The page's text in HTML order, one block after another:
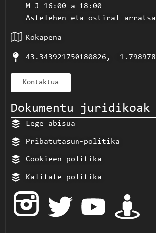
M-J 16:00 a 18:00
Astelehen eta ostiral
Kokapena
43.343921750180826, -
Kontaktua
Dokumentu juridikoak
Lege abisua
Pribatutasun-politika
Cookieen politika
Kalitate politika